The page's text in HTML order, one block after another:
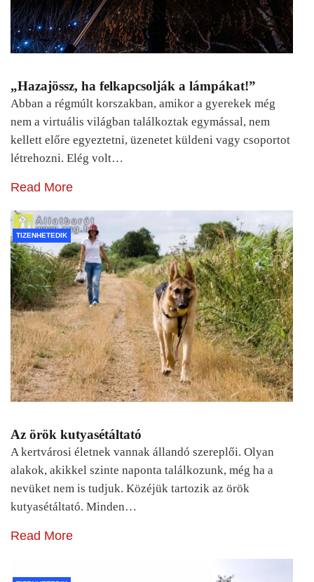
„Hazajössz, ha felkapcsolják a lámpákat!”
Abban a régmúlt korszakban, amikor a gyerekek még
nem a virtuális világban találkoztak egymással, nem
kellett előre egyeztetni, üzenetet küldeni vagy csoportot
létrehozni. Elég volt…
Read More
TIZENHETEDIK
Az örök kutyasétáltató
A kertvárosi életnek vannak állandó szereplői. Olyan
alakok, akikkel szinte naponta találkozunk, még ha a
nevüket nem is tudjuk. Közéjük tartozik az örök
kutyasétáltató. Minden…
Read More